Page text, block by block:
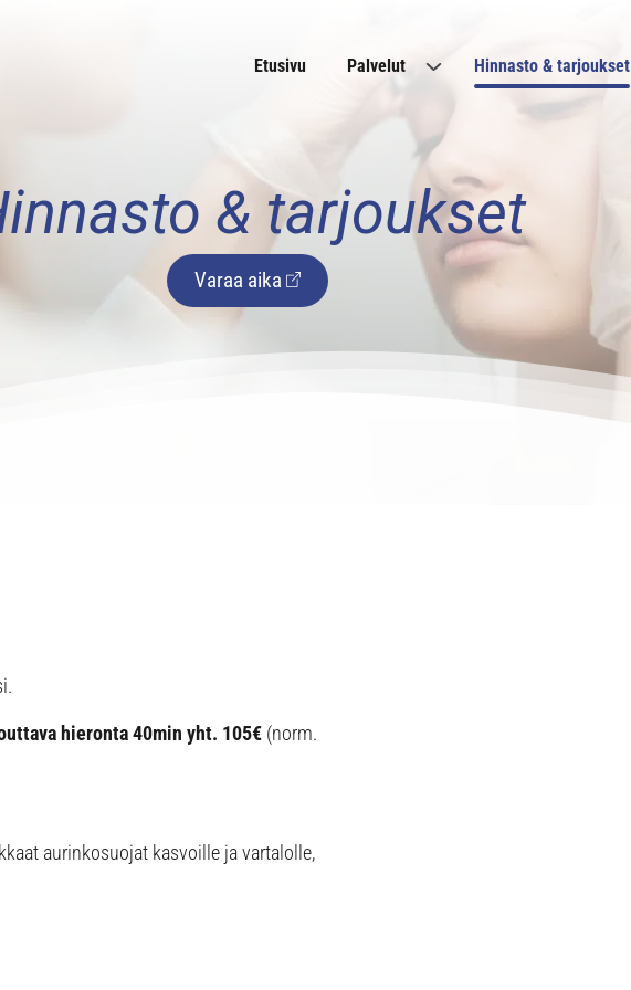
Etusivu Palvelut Hinnasto & tarjoukset
& tarjoukset
Varaa aika
hieronta 40min yht. 105€ (norm.
aurinkosuojat kasvoille ja vartalolle,